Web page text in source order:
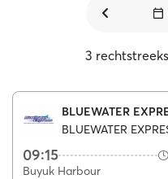
3
BLUEWATER
BLUEWATER
09:15
Buyuk Harbour